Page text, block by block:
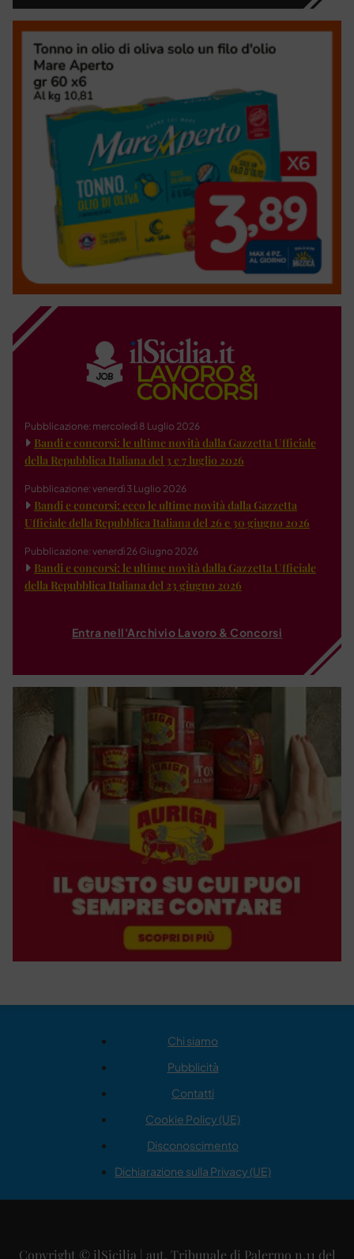
Pubblicazione: mercoledì 8 Luglio 2026
Bandi e concorsi: le ultime novità dalla Gazzetta Ufficiale
della Repubblica Italiana del 3 e 7 luglio 2026
Pubblicazione: venerdì 3 Luglio 2026
Bandi e concorsi: ecco le ultime novità dalla Gazzetta
Ufficiale della Repubblica Italiana del 26 e 30 giugno 2026
Pubblicazione: venerdì 26 Giugno 2026
Bandi e concorsi: le ultime novità dalla Gazzetta Ufficiale
della Repubblica Italiana del 23 giugno 2026
Entra nell'Archivio Lavoro & Concorsi
Chi siamo
Pubblicità
Contatti
Cookie Policy (UE)
Disconoscimento
Dichiarazione sulla Privacy (UE)
Copyright © ilSicilia | aut. Tribunale di Palermo n.11 del